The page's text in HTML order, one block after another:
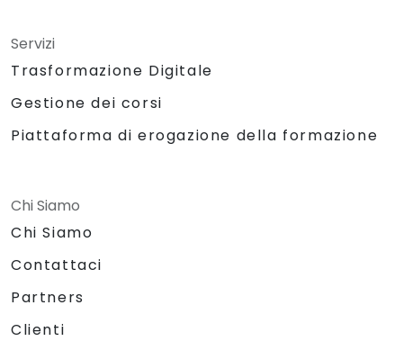
Servizi
Trasformazione Digitale
Gestione dei corsi
Piattaforma di erogazione della formazione
Chi Siamo
Chi Siamo
Contattaci
Partners
Clienti